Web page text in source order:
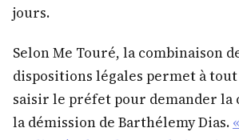
jours.
Selon Me Touré, la combinaison
dispositions légales permet à
saisir le préfet pour demander la
la démission de Barthélemy Dias.